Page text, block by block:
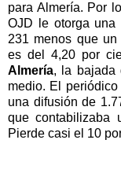
para Almería. Por
OJD le otorga una
231 menos que un
es del 4,20 por
Almería, la bajada
medio. El
una difusión de
que contabilizaba
Pierde casi el 10